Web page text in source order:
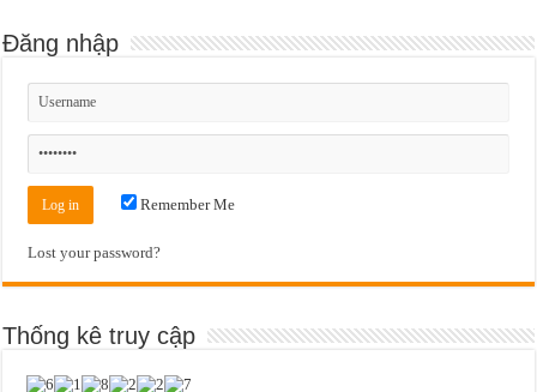
Đăng nhập
Remember Me
Lost your password?
Thống kê truy cập